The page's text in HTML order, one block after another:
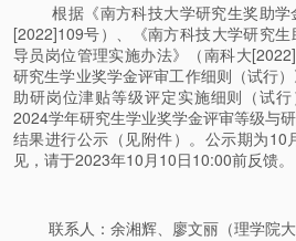
根据《南方科技大学研究生奖助学
[2022]109号）、《南方科技大学研究
导员岗位管理实施办法》（南科大
研究生学业奖学金评审工作细则（试行
助研岗位津贴等级评定实施细则（试
2024学年研究生学业奖学金评审等级与
结果进行公示（见附件）。公示期为10
见，请于2023年10月10日10:00前反馈。
联系人：余湘辉、廖文丽（理学院大